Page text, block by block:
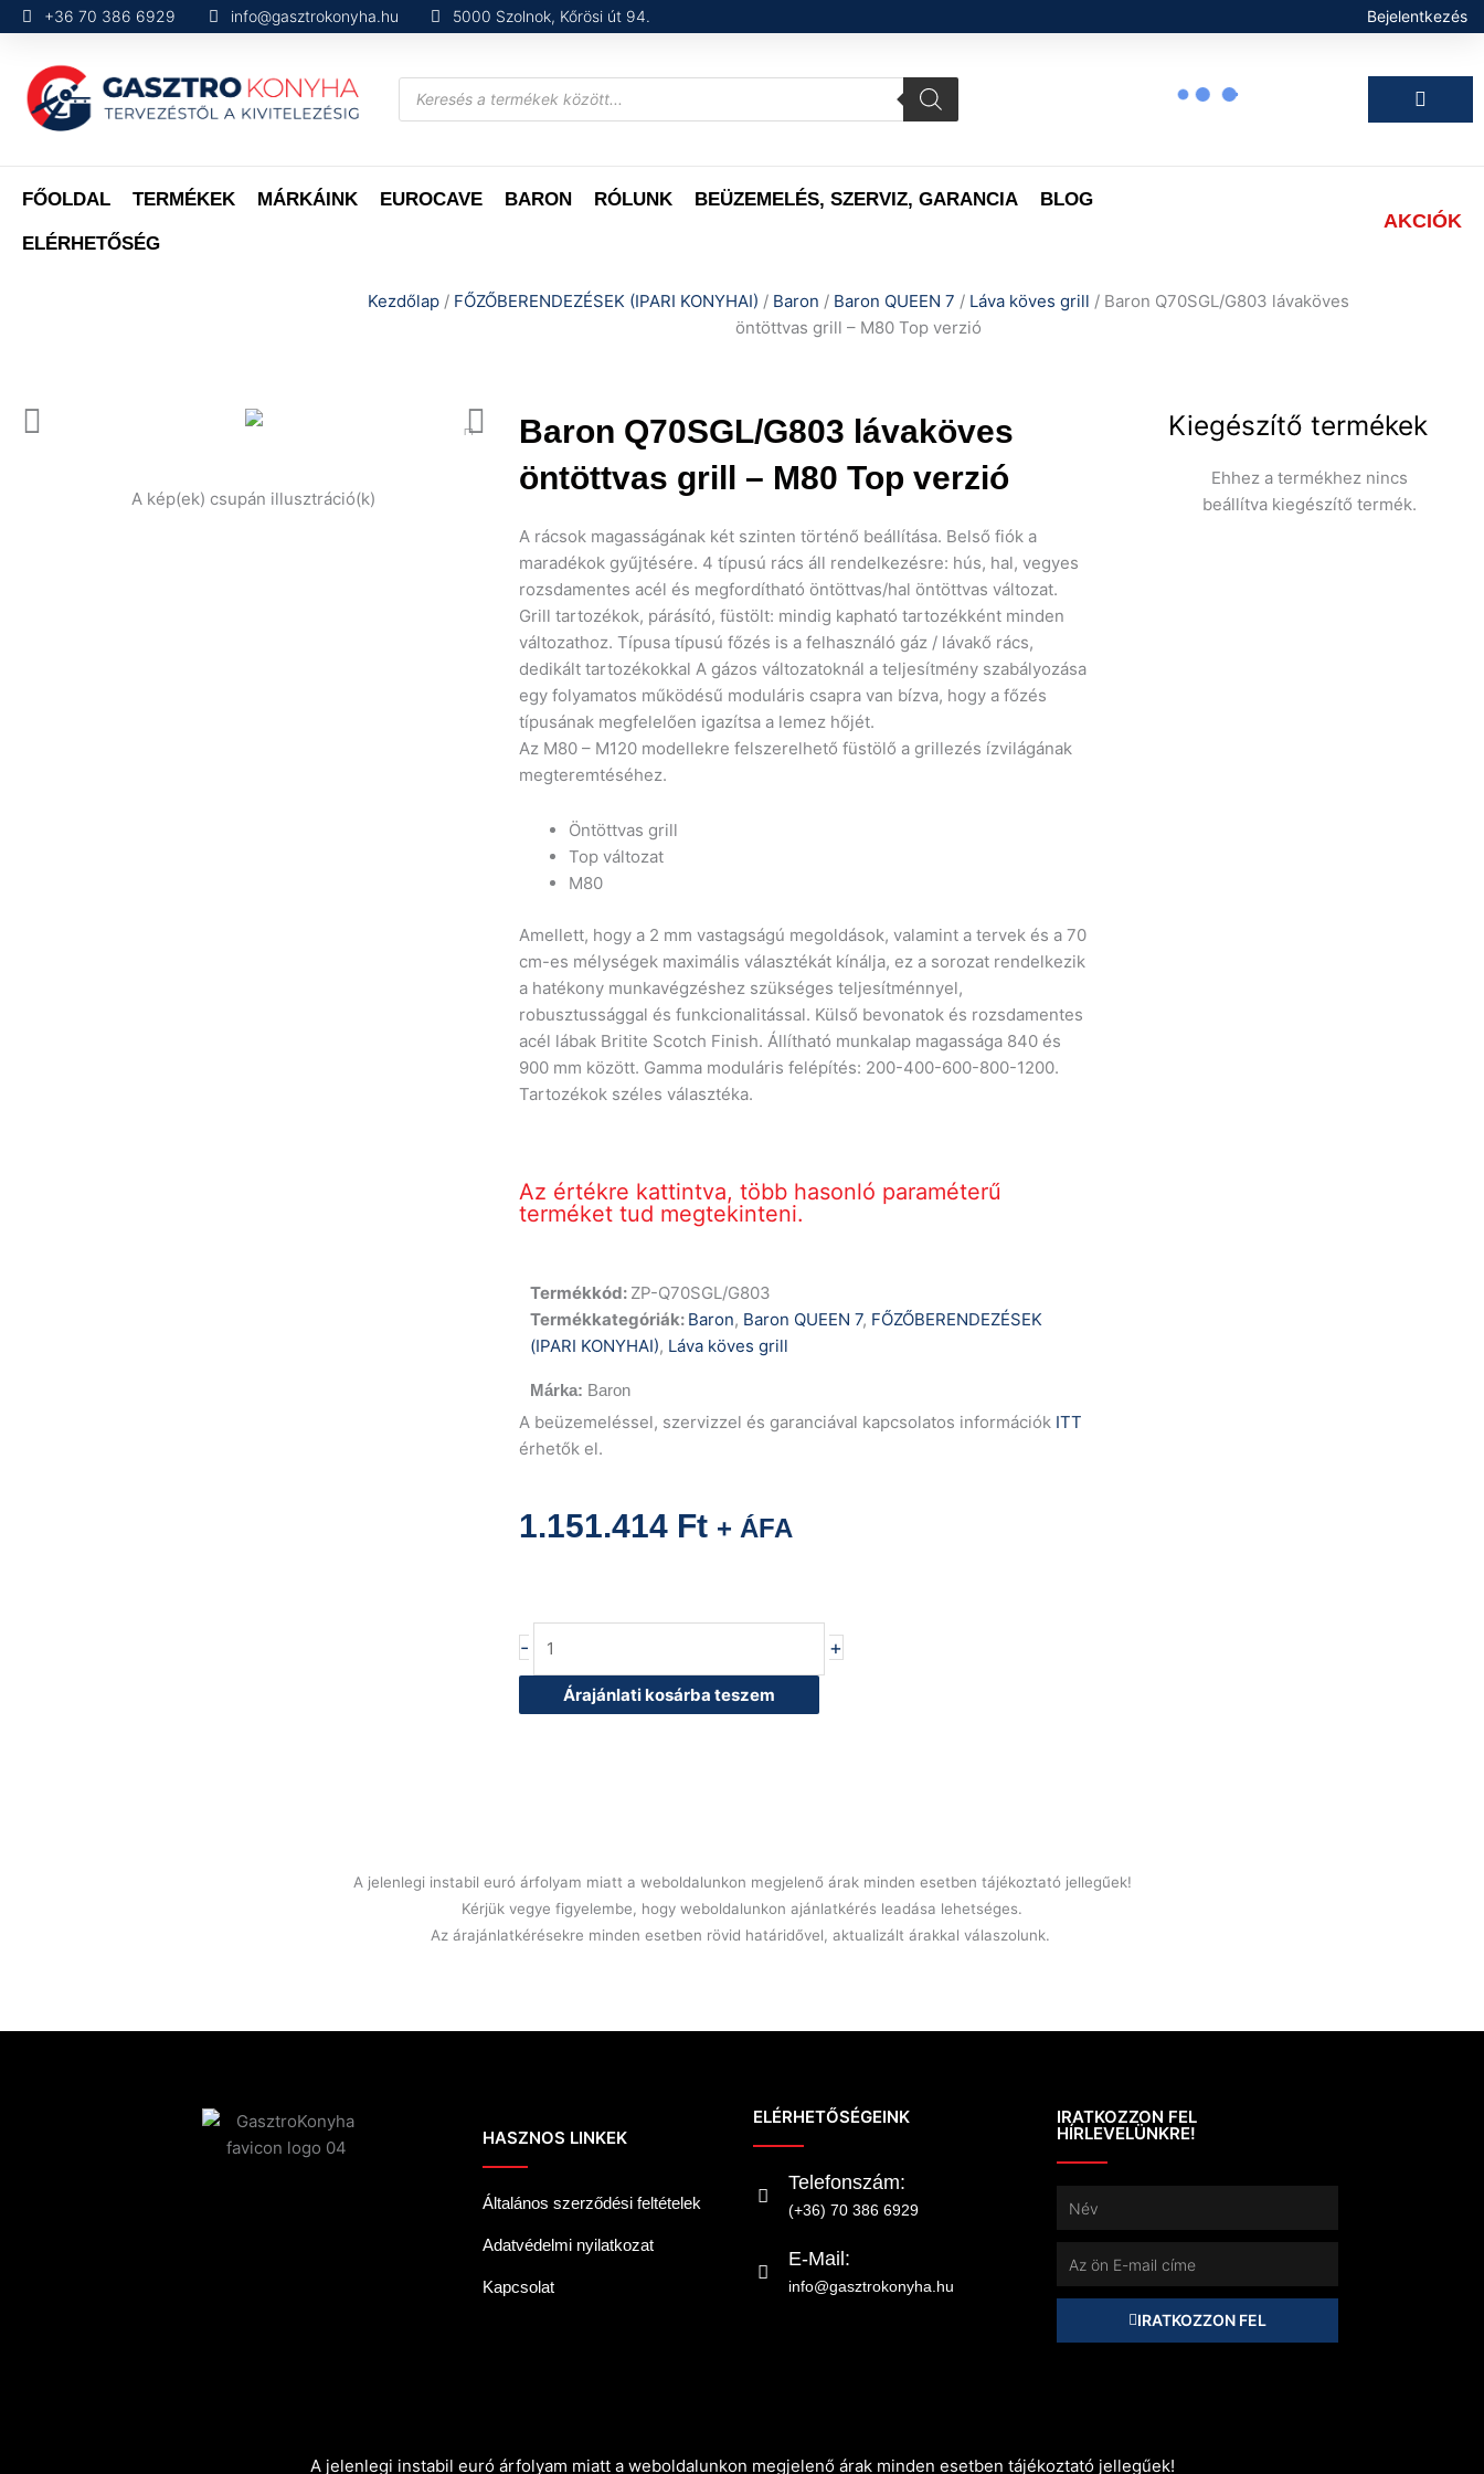
Skip
to
content
+36 70 386 6929 info@gasztrokonyha.hu 5000 Szolnok, Kőrösi út 94. Bejelentkezés
Products
search Kosár
FŐOLDAL TERMÉKEK MÁRKÁINK EUROCAVE BARON RÓLUNK BEÜZEMELÉS, SZERVIZ, GARANCIA BLOG
ELÉRHETŐSÉG
AKCIÓK
Kezdőlap / FŐZŐBERENDEZÉSEK (IPARI KONYHAI) / Baron / Baron QUEEN 7 / Láva köves grill / Baron Q70SGL/G803 lávaköves
öntöttvas grill – M80 Top verzió
A kép(ek) csupán illusztráció(k)
Baron Q70SGL/G803 lávaköves
öntöttvas grill – M80 Top verzió
A rácsok magasságának két szinten történő beállítása. Belső fiók a
maradékok gyűjtésére. 4 típusú rács áll rendelkezésre: hús, hal, vegyes
rozsdamentes acél és megfordítható öntöttvas/hal öntöttvas változat.
Grill tartozékok, párásító, füstölt: mindig kapható tartozékként minden
változathoz. Típusa típusú főzés is a felhasználó gáz / lávakő rács,
dedikált tartozékokkal A gázos változatoknál a teljesítmény szabályozása
egy folyamatos működésű moduláris csapra van bízva, hogy a főzés
típusának megfelelően igazítsa a lemez hőjét.
Az M80 – M120 modellekre felszerelhető füstölő a grillezés ízvilágának
megteremtéséhez.
Öntöttvas grill
Top változat
M80
Amellett, hogy a 2 mm vastagságú megoldások, valamint a tervek és a 70
cm-es mélységek maximális választékát kínálja, ez a sorozat rendelkezik
a hatékony munkavégzéshez szükséges teljesítménnyel,
robusztussággal és funkcionalitással. Külső bevonatok és rozsdamentes
acél lábak Britite Scotch Finish. Állítható munkalap magassága 840 és
900 mm között. Gamma moduláris felépítés: 200-400-600-800-1200.
Tartozékok széles választéka.
Az értékre kattintva, több hasonló paraméterű
terméket tud megtekinteni.
Termékkód: ZP-Q70SGL/G803
Termékkategóriák: Baron, Baron QUEEN 7, FŐZŐBERENDEZÉSEK
(IPARI KONYHAI), Láva köves grill
Baron
A beüzemeléssel, szervizzel és garanciával kapcsolatos információk ITT
érhetők el.
1.151.414 Ft + ÁFA
-
Q70SGL/G803
lávaköves
öntöttvas
mennyiség
+
Árajánlati kosárba teszem
Kiegészítő termékek
Ehhez a termékhez nincs
beállítva kiegészítő termék.
A jelenlegi instabil euró árfolyam miatt a weboldalunkon megjelenő árak minden esetben tájékoztató jellegűek!
Kérjük vegye figyelembe, hogy weboldalunkon ajánlatkérés leadása lehetséges.
Az árajánlatkérésekre minden esetben rövid határidővel, aktualizált árakkal válaszolunk.
HASZNOS LINKEK
Általános szerződési feltételek
Adatvédelmi nyilatkozat
Kapcsolat
ELÉRHETŐSÉGEINK
Telefonszám:
(+36) 70 386 6929
E-Mail:
info@gasztrokonyha.hu
IRATKOZZON FEL
HÍRLEVELÜNKRE!
IRATKOZZON FEL
A jelenlegi instabil euró árfolyam miatt a weboldalunkon megjelenő árak minden esetben tájékoztató jellegűek!